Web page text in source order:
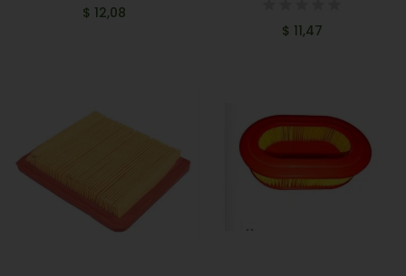
$ 12,08
$ 11,47